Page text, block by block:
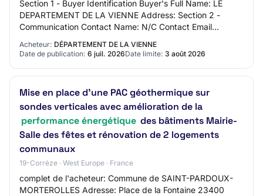
Section 1 - Buyer Identification Buyer's Full Name: LE
DEPARTEMENT DE LA VIENNE Address: Section 2 -
Communication Contact Name: N/C Contact Email
Address: N/C Contact Phone Number: N/C Section 3 -
M…
Acheteur: DÉPARTEMENT DE LA VIENNE
Date de publication: 6 juil. 2026Date limite: 3 août 2026
Mise en place d’une PAC géothermique sur
sondes verticales avec amélioration de la
performance énergétique des bâtiments Mairie-
Salle des fêtes et rénovation de 2 logements
communaux
19-Corrèze · West Europe · France
complet de l'acheteur: Commune de SAINT-PARDOUX-
MORTEROLLES Adresse: Place de la Fontaine 23400